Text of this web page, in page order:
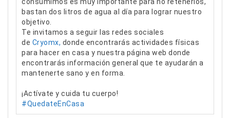
consumimos es muy importante para no retenerlos,
bastan dos litros de agua al día para lograr nuestro
objetivo.
Te invitamos a seguir las redes sociales
de Cryomx, donde encontrarás actividades físicas
para hacer en casa y nuestra página web donde
encontrarás información general que te ayudarán a
mantenerte sano y en forma.
¡Actívate y cuida tu cuerpo!
#QuedateEnCasa